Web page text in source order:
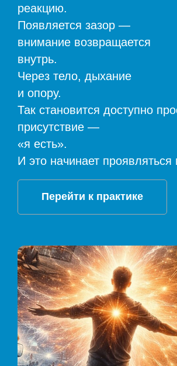
реакцию.
Появляется зазор —
внимание возвращается
внутрь.
Через тело, дыхание
и опору.
Так становится доступно
присутствие —
«я есть».
И это начинает проявляться
Перейти к практике